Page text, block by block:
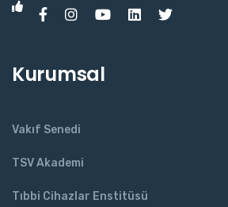
Kurumsal
Vakıf Senedi
TSV Akademi
Tıbbi Cihazlar Enstitüsü